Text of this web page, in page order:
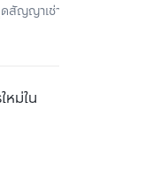
สัญญาเช่า
หม่ใน